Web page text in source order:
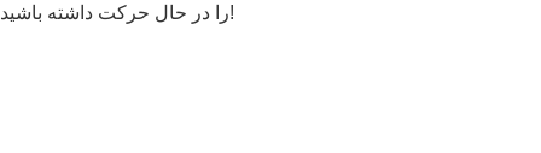
را در حال حرکت داشته باشید!